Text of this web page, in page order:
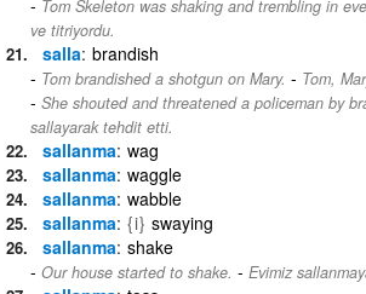
Tom Skeleton was shaking and trembling in
ve titriyordu.
salla brandish
Tom brandished a shotgun on Mary. - Tom,
She shouted and threatened a policeman by
sallayarak tehdit etti.
sallanma wag
sallanma waggle
sallanma wabble
sallanma {i} swaying
sallanma shake
Our house started to shake. - Evimiz